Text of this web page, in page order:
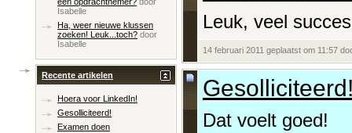
Leuk, veel
14 februari 2011 geplaatst om 11:57
Dat voelt goed!
een opdrachtnemer? door
Isabelle
Ha, weer nieuwe klussen
zoeken! Leuk...toch? door
Isabelle
Recente artikelen
Hoera voor LinkedIn!
Gesolliciteerd!
Examen doen